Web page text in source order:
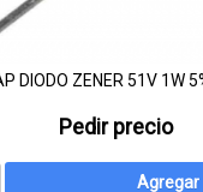
DIODO ZENER 51V 1W
Pedir precio